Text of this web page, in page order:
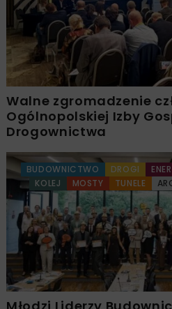
Walne zgromadzenie
Ogólnopolskiej Izby
Drogownictwa
BUDOWNICTWO DROGI
KOLEJ
MOSTY TUNELE